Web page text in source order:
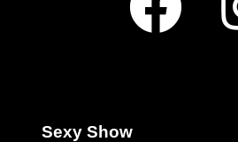
Sexy Show